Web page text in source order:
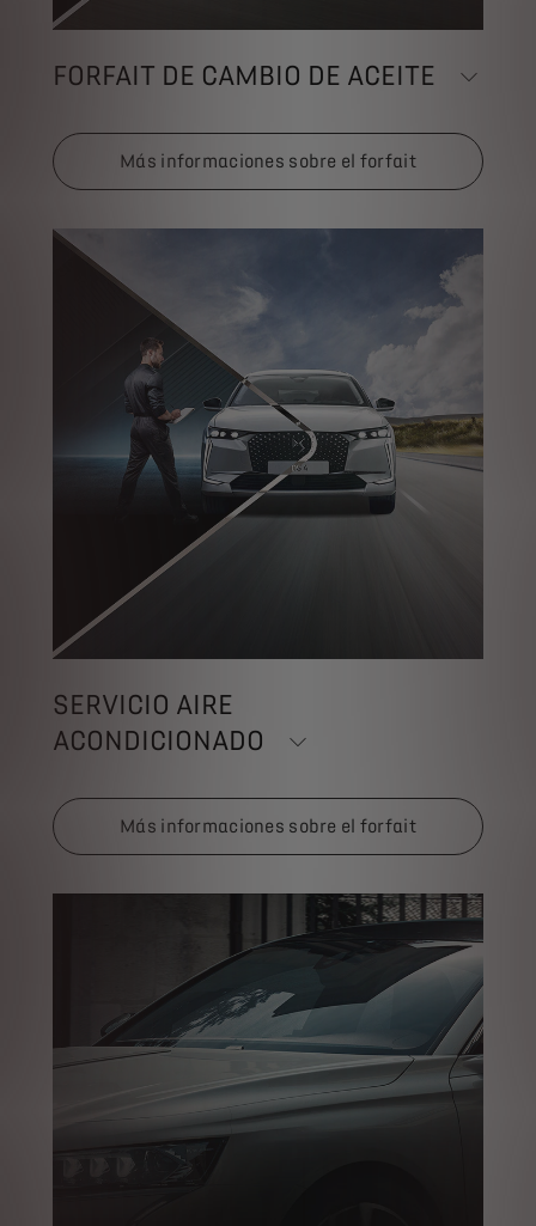
FORFAIT DE CAMBIO DE ACEITE
Más informaciones sobre el forfait
SERVICIO AIRE
ACONDICIONADO
Más informaciones sobre el forfait